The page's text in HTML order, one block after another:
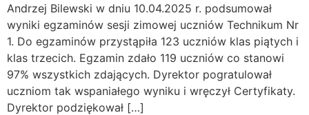
Andrzej Bilewski w dniu 10.04.2025 r. podsumował
wyniki egzaminów sesji zimowej uczniów Technikum Nr
1. Do egzaminów przystąpiła 123 uczniów klas piątych i
klas trzecich. Egzamin zdało 119 uczniów co stanowi
97% wszystkich zdających. Dyrektor pogratulował
uczniom tak wspaniałego wyniku i wręczył Certyfikaty.
Dyrektor podziękował […]